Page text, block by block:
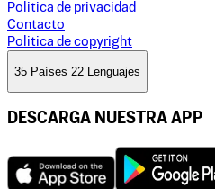
Politica de privacidad
Contacto
Politica de copyright
35 Países 22 Lenguajes
DESCARGA NUESTRA APP